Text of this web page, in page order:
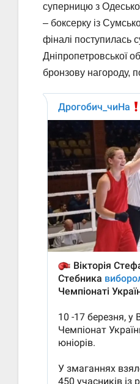
суперницю з
– боксерку із
фіналі поступилась
Дніпропетровської
бронзову нагороду,